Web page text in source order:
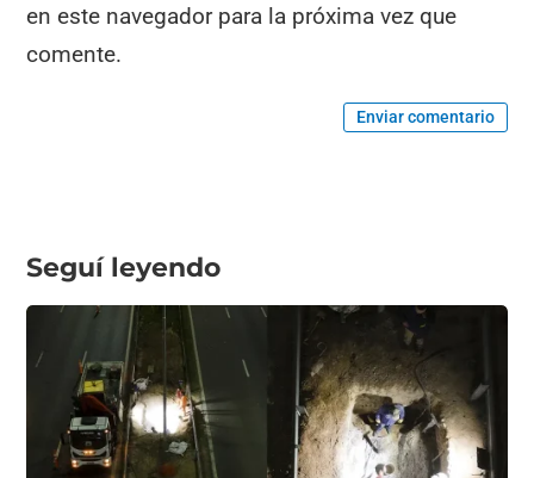
en este navegador para la próxima vez que
comente.
Enviar comentario
Seguí leyendo